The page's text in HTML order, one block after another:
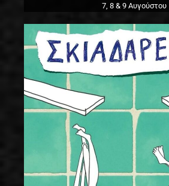
7, 8 & 9 Αυγούστου